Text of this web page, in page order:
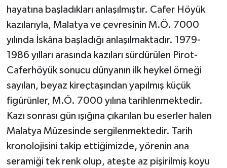
hayatına başladıkları anlaşılmıştır. Cafer Höyük
kazılarıyla, Malatya ve çevresinin M.Ö. 7000
yılında İskâna başladığı anlaşılmaktadır. 1979-
1986 yılları arasında kazıları sürdürülen Pirot-
Caferhöyük sonucu dünyanın ilk heykel örneği
sayılan, beyaz kireçtaşından yapılmış küçük
figürünler, M.Ö. 7000 yılına tarihlenmektedir.
Kazı sonrası gün ışığına çıkarılan bu eserler halen
Malatya Müzesinde sergilenmektedir. Tarih
kronolojisini takip ettiğimizde, yörenin ana
seramiği tek renk olup, ateşte az pişirilmiş koyu